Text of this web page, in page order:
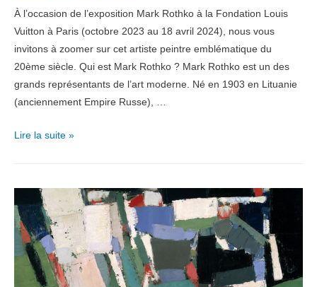
À l’occasion de l’exposition Mark Rothko à la Fondation Louis
Vuitton à Paris (octobre 2023 au 18 avril 2024), nous vous
invitons à zoomer sur cet artiste peintre emblématique du
20ème siècle. Qui est Mark Rothko ? Mark Rothko est un des
grands représentants de l’art moderne. Né en 1903 en Lituanie
(anciennement Empire Russe), …
Zoom
Les
couleurs
vibrantes
de
Mark
Rothko
Lire la suite »